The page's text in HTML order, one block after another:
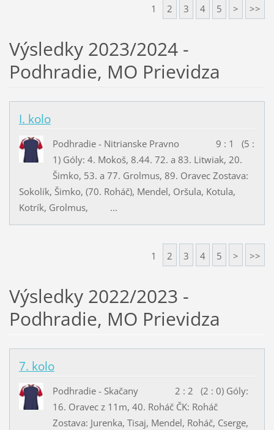
1 2 3 4 5 > >>
Výsledky 2023/2024 -
Podhradie, MO Prievidza
I. kolo
Podhradie - Nitrianske Pravno 9 : 1 (5 :
1) Góly: 4. Mokoš, 8.44. 72. a 83. Litwiak, 20.
Šimko, 53. a 77. Grolmus, 89. Oravec Zostava:
Sokolík, Šimko, (70. Roháč), Mendel, Oršula, Kotula,
Kotrík, Grolmus, ...
1 2 3 4 5 > >>
Výsledky 2022/2023 -
Podhradie, MO Prievidza
7. kolo
Podhradie - Skačany 2 : 2 (2 : 0) Góly:
16. Oravec z 11m, 40. Roháč ČK: Roháč
Zostava: Jurenka, Tisaj, Mendel, Roháč, Cserge,